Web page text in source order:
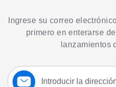
Ingrese su correo
primero en enterarse
lanzamientos
Suscríbase
a